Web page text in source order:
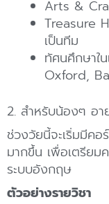
Arts &
Treasure
เป็นทีม
ทัศนศึกษาใ
Oxford,
2. สำหรับน้องๆ อา
ช่วงวัยนี้จะเริ่มมีคอ
มากขึ้น เพื่อเตรียม
ระบบอังกฤษ
ตัวอย่างรายวิชา